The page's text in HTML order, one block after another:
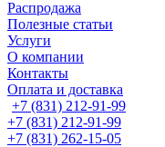
Распродажа
Полезные статьи
Услуги
О компании
Контакты
Оплата и доставка
+7 (831) 212-91-99
+7 (831) 212-91-99
+7 (831) 262-15-05